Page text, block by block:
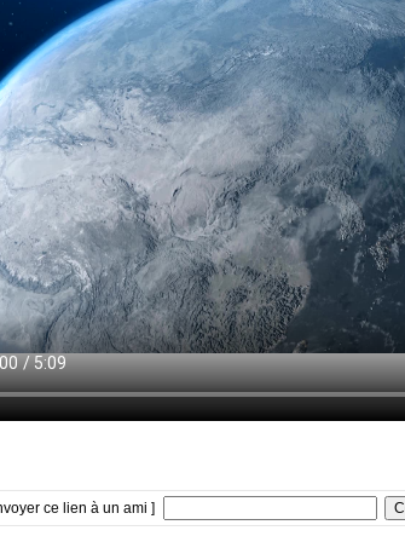
ce lien à un ami ]